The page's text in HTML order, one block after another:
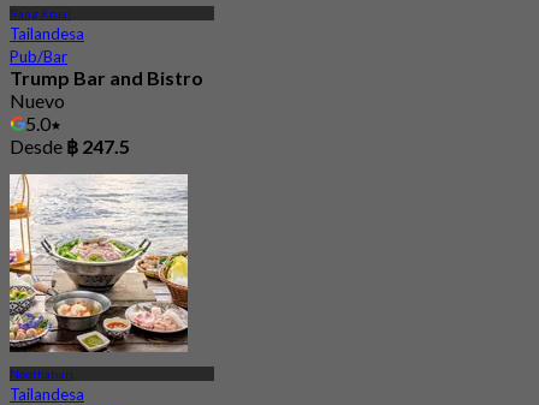
Bang Kruai
Tailandesa
Pub/Bar
Trump Bar and Bistro
Nuevo
5.0
Desde ฿ 247.5
Nonthaburi
Tailandesa